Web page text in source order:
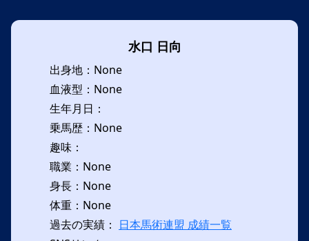
水口 日向
出身地：None
血液型：None
生年月日：
乗馬歴：None
趣味：
職業：None
身長：None
体重：None
過去の実績： 日本馬術連盟 成績一覧